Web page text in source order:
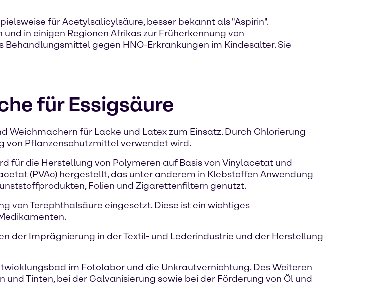
für Acetylsalicylsäure, besser bekannt als "Aspirin".
in einigen Regionen Afrikas zur Früherkennung von
gegen HNO-Erkrankungen im Kindesalter. Sie
für Essigsäure
Weichmachern für Lacke und Latex zum Einsatz. Durch Chlorierung
von Pflanzenschutzmittel verwendet wird.
für die Herstellung von Polymeren auf Basis von Vinylacetat und
(PVAc) hergestellt, das unter anderem in Klebstoffen Anwendung
Folien und Zigarettenfiltern genutzt.
von Terephthalsäure eingesetzt. Diese ist ein wichtiges
der Imprägnierung in der Textil- und Lederindustrie und der Herstellung
im Fotolabor und die Unkrautvernichtung. Des Weiteren
Tinten, bei der Galvanisierung sowie bei der Förderung von Öl und